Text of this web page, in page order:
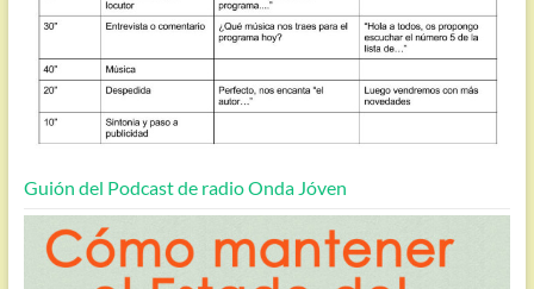
Guión del Podcast de radio Onda Jóven